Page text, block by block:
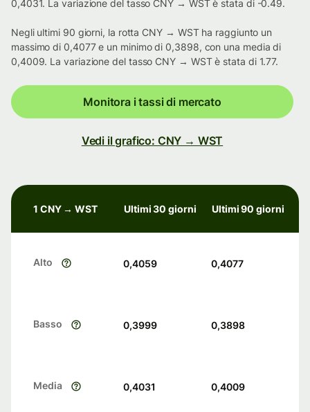
0,4031. La variazione del tasso CNY → WST è stata di -0.49.
Negli ultimi 90 giorni, la rotta CNY → WST ha raggiunto un
massimo di 0,4077 e un minimo di 0,3898, con una media di
0,4009. La variazione del tasso CNY → WST è stata di 1.77.
Monitora i tassi di mercato
Vedi il grafico: CNY → WST
1 CNY → WST Ultimi 30 giorni Ultimi 90 giorni
Alto 0,4059 0,4077
Basso 0,3999 0,3898
Media 0,4031 0,4009